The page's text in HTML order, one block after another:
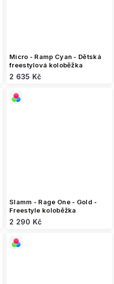
Micro - Ramp Cyan - Dětská
freestylová koloběžka
2 635 Kč
Slamm - Rage One - Gold -
Freestyle koloběžka
2 290 Kč